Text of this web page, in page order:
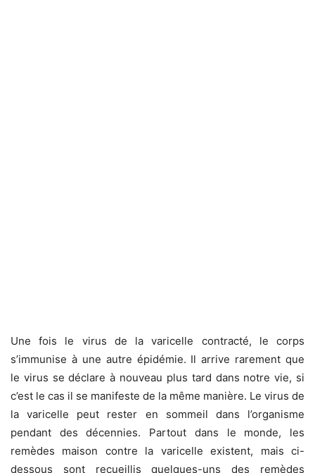
Une fois le virus de la varicelle contracté, le corps
s’immunise à une autre épidémie. Il arrive rarement que
le virus se déclare à nouveau plus tard dans notre vie, si
c’est le cas il se manifeste de la même manière. Le virus de
la varicelle peut rester en sommeil dans l’organisme
pendant des décennies. Partout dans le monde, les
remèdes maison contre la varicelle existent, mais ci-
dessous sont recueillis quelques-uns des remèdes